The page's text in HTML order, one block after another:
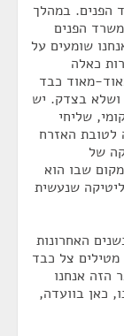
הפנים. במהלך
הפנים
שומעים על
כאלה
מאוד כבד
ושלא בצדק. יש
שליחי
לטובת האזרח
של
שבו הוא
שנעשית
האחרונות
מטילים צל כבד
הזה אנחנו
כאן בוועדה,